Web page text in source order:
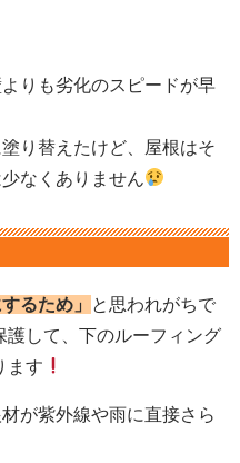
りも劣化のスピードが早
り替えたけど、屋根はそ
なくありません
るため」
と思われがちで
護して、下のルーフィング
ます
が紫外線や雨に直接さら